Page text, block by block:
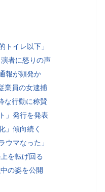
トイレ以下」
者に怒りの声
報が頻発か
業員の女逮捕
な行動に称賛
」発行を発表
」傾向続く
ウマなった」
を転げ回る
の姿を公開